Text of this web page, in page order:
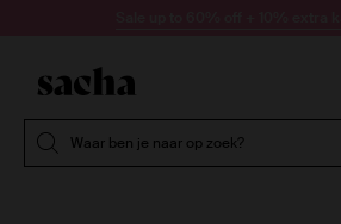
Waar ben je naar op zoek?